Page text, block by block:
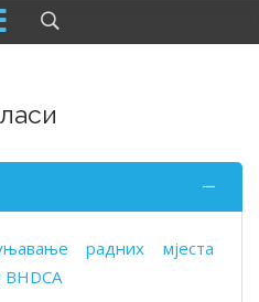
радних мјеста